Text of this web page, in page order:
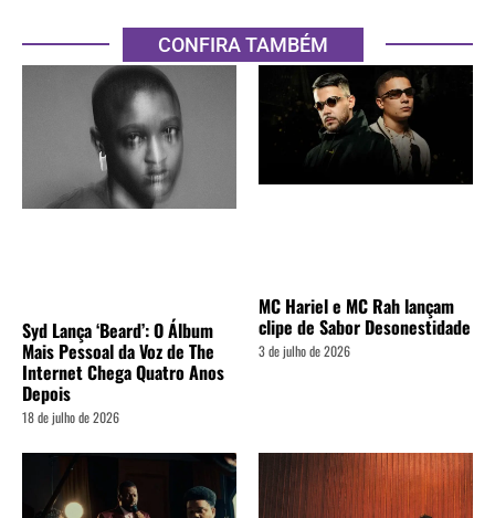
CONFIRA TAMBÉM
Syd Lança ‘Beard’: O Álbum
Mais Pessoal da Voz de The
Internet Chega Quatro Anos
Depois
18 de julho de 2026
MC Hariel e MC Rah lançam
clipe de Sabor Desonestidade
3 de julho de 2026